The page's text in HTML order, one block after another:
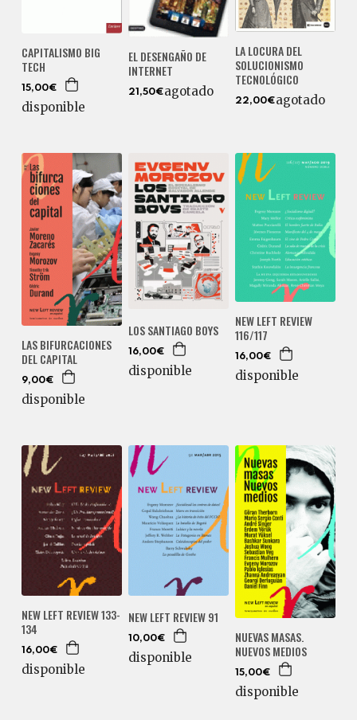
CAPITALISMO BIG
TECH
15,00€
disponible
EL DESENGAÑO DE
INTERNET
21,50€agotado
LA LOCURA DEL
SOLUCIONISMO
TECNOLÓGICO
22,00€agotado
LAS BIFURCACIONES
DEL CAPITAL
9,00€
disponible
LOS SANTIAGO BOYS
16,00€
disponible
NEW LEFT REVIEW
116/117
16,00€
disponible
NEW LEFT REVIEW 133-
134
16,00€
disponible
NEW LEFT REVIEW 91
10,00€
disponible
NUEVAS MASAS.
NUEVOS MEDIOS
15,00€
disponible